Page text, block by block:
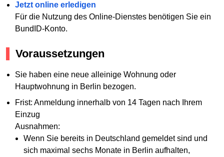
Jetzt online erledigen
Für die Nutzung des Online-Dienstes benötigen Sie ein
BundID-Konto.
Voraussetzungen
Sie haben eine neue alleinige Wohnung oder
Hauptwohnung in Berlin bezogen.
Frist: Anmeldung innerhalb von 14 Tagen nach Ihrem
Einzug
Ausnahmen:
Wenn Sie bereits in Deutschland gemeldet sind und
sich maximal sechs Monate in Berlin aufhalten,